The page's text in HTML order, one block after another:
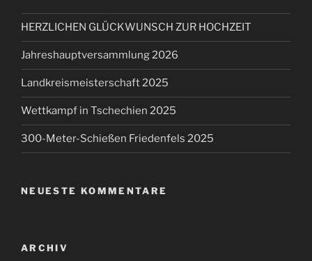
HERZLICHEN GLÜCKWUNSCH ZUR HOCHZEIT
Jahreshauptversammlung 2026
Landkreismeisterschaft 2025
Wettkampf in Tschechien 2025
300-Meter-Schießen Friedenfels 2025
NEUESTE KOMMENTARE
ARCHIV